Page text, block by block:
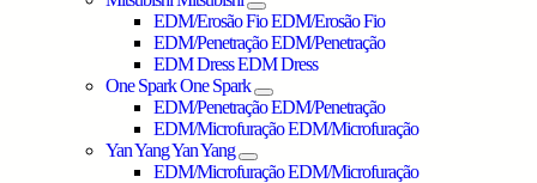
EDM/Erosão FioEDM/Erosão Fio
EDM/PenetraçãoEDM/Penetração
EDM DressEDM Dress
One SparkOne Spark
EDM/PenetraçãoEDM/Penetração
EDM/MicrofuraçãoEDM/Microfuração
Yan YangYan Yang
EDM/MicrofuraçãoEDM/Microfuração